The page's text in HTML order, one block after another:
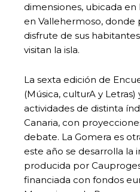
dimensiones, ubicada en
en Vallehermoso, donde
disfrute de sus
visitan la isla.
La sexta edición de
(Música, culturA y Letras)
actividades de distinta
Canaria, con
debate. La Gomera es
este año se desarrolla la
producida por
financiada con fondos